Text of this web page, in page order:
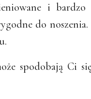
i bardzo
do noszenia.
spodobają Ci